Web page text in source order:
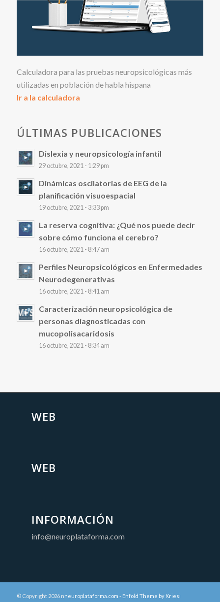
Calculadora para las pruebas neuropsicológicas más
utilizadas en población de habla hispana
Ir a la calculadora
ÚLTIMAS PUBLICACIONES
Dislexia y neuropsicología infantil
29 octubre, 2021 - 1:29 pm
Dinámicas oscilatorias de EEG de la
planificación visuoespacial
19 octubre, 2021 - 3:33 pm
La reserva cognitiva: ¿Qué nos puede decir
sobre cómo funciona el cerebro?
16 octubre, 2021 - 8:47 am
Perfiles Neuropsicológicos en Enfermedades
Neurodegenerativas
16 octubre, 2021 - 8:41 am
Caracterización neuropsicológica de
personas diagnosticadas con
mucopolisacaridosis
16 octubre, 2021 - 8:34 am
WEB
WEB
INFORMACIÓN
info@neuroplataforma.com
© Copyright 2026 nneuroplataforma.com - Enfold Theme by Kriesi